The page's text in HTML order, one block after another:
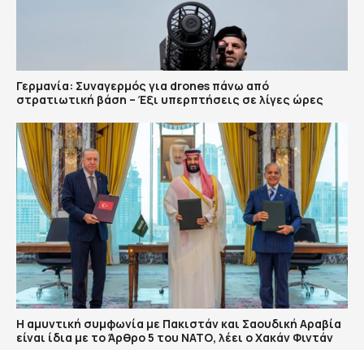
Γερμανία: Συναγερμός για drones πάνω από
στρατιωτική βάση – Έξι υπερπτήσεις σε λίγες ώρες
Η αμυντική συμφωνία με Πακιστάν και Σαουδική Αραβία
είναι ίδια με το Άρθρο 5 του ΝΑΤΟ, λέει ο Χακάν Φιντάν